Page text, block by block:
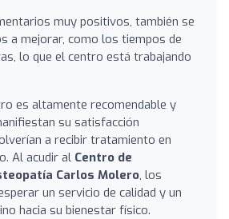
muy positivos, también se
a mejorar, como los tiempos de
lo que el centro está trabajando
es altamente recomendable y
su satisfacción
a recibir tratamiento en
Al acudir al Centro de
Carlos Molero, los
un servicio de calidad y un
hacia su bienestar físico.